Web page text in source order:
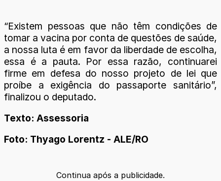
“Existem pessoas que não têm condições de
tomar a vacina por conta de questões de saúde,
a nossa luta é em favor da liberdade de escolha,
essa é a pauta. Por essa razão, continuarei
firme em defesa do nosso projeto de lei que
proíbe a exigência do passaporte sanitário”,
finalizou o deputado.
Texto: Assessoria
Foto: Thyago Lorentz - ALE/RO
Continua após a publicidade.